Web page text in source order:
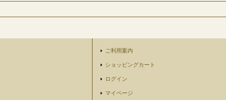
ご利用案内
ショッピングカート
ログイン
マイページ